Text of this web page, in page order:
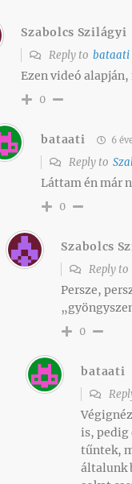
Szabolcs Szilágyi
Reply tobataati
Ezen videó
0
bataati 6
Reply to
Láttam én már
0
Szabolcs
Reply
Persze,
0
bataati
is, pedig
tűntek,
általunk